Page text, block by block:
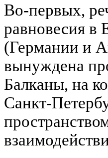
Во-первых,
равновесия в
(Германии и
вынуждена
Балканы, на
Санкт-